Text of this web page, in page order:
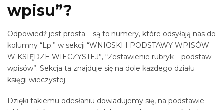
wpisu”?
Odpowiedź jest prosta – są to numery, które odsyłają nas do
kolumny “Lp.” w sekcji “WNIOSKI I PODSTAWY WPISÓW
W KSIĘDZE WIECZYSTEJ”, “Zestawienie rubryk – podstaw
wpisów”. Sekcja ta znajduje się na dole każdego działu
księgi wieczystej.
Dzięki takiemu odesłaniu dowiadujemy się, na podstawie